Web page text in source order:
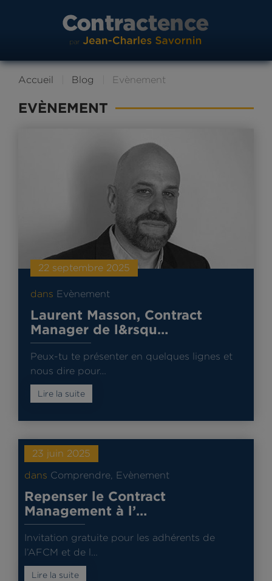
Accueil Blog Evènement
EVÈNEMENT
22 septembre 2025
dans Evènement
Laurent Masson, Contract
Manager de l&rsqu…
Peux-tu te présenter en quelques lignes et
nous dire pour…
Lire la suite
23 juin 2025
dans Comprendre, Evènement
Repenser le Contract
Management à l’…
Invitation gratuite pour les adhérents de
l’AFCM et de l…
Lire la suite